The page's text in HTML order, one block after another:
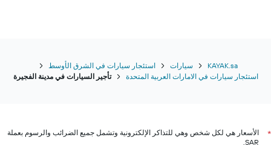
KAYAK.sa سيارات
استئجار سيارات في الشرق الأوسط
استئجار سيارات في الامارات العربية المتحدة
تأجير السيارات في مدينة الفجيرة
*
الأسعار هي لكل شخص وهي للتذاكر الإلكترونية وتشمل جميع الضرائب والرسوم بعملة
SAR.